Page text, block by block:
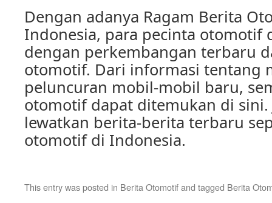
Dengan adanya Ragam Berita
Indonesia, para pecinta otomotif
dengan perkembangan terbaru
otomotif. Dari informasi tentang
peluncuran mobil-mobil baru,
otomotif dapat ditemukan di sini.
lewatkan berita-berita terbaru
otomotif di Indonesia.
This entry was posted in Berita Otomotifand tagged Berita